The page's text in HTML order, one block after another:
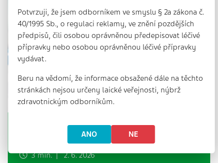
Konec nečekaných výpadků
zdravotnických prostředků?
3 min. | 2. 6. 2026
Potvrzuji, že jsem odborníkem ve smyslu § 2a zákona č.
40/1995 Sb., o regulaci reklamy, ve znění pozdějších
předpisů, čili osobou oprávněnou předepisovat léčivé
přípravky nebo osobou oprávněnou léčivé přípravky
vydávat.
Beru na vědomí, že informace obsažené dále na těchto
stránkách nejsou určeny laické veřejnosti, nýbrž
zdravotnickým odborníkům.
ANO NE